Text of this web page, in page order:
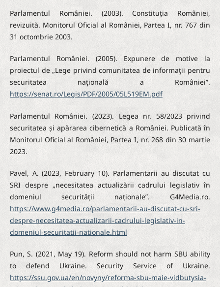
Parlamentul României. (2003). Constituția României,
revizuită. Monitorul Oficial al României, Partea I, nr. 767 din
31 octombrie 2003.
Parlamentul României. (2005). Expunere de motive la
proiectul de „Lege privind comunitatea de informaţii pentru
securitatea naţională a României”.
https://senat.ro/Legis/PDF/2005/05L519EM.pdf
Parlamentul României. (2023). Legea nr. 58/2023 privind
securitatea și apărarea cibernetică a României. Publicată în
Monitorul Oficial al României, Partea I, nr. 268 din 30 martie
2023.
Pavel, A. (2023, February 10). Parlamentarii au discutat cu
SRI despre „necesitatea actualizării cadrului legislativ în
domeniul securității naționale”. G4Media.ro.
https://www.g4media.ro/parlamentarii-au-discutat-cu-sri-
despre-necesitatea-actualizarii-cadrului-legislativ-in-
domeniul-securitatii-nationale.html
Pun, S. (2021, May 19). Reform should not harm SBU ability
to defend Ukraine. Security Service of Ukraine.
https://ssu.gov.ua/en/novyny/reforma-sbu-maie-vidbutysia-